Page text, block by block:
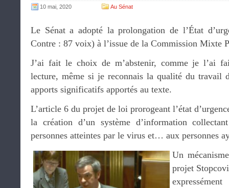
10 mai, 2020 Au Sénat
Le Sénat a adopté la prolongation de l’État
Contre : 87 voix) à l’issue de la Commission Mixte
J’ai fait le choix de m’abstenir, comme je l’ai
lecture, même si je reconnais la qualité du travail
apports significatifs apportés au texte.
L’article 6 du projet de loi prorogeant l’état
la création d’un système d’information
personnes atteintes par le virus et… aux personnes
Un
projet